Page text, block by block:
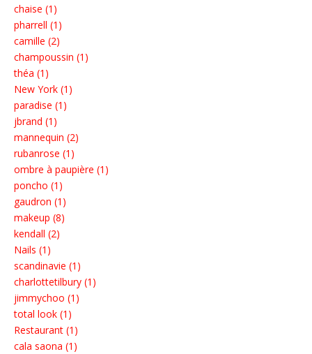
chaise (1)
pharrell (1)
camille (2)
champoussin (1)
théa (1)
New York (1)
paradise (1)
jbrand (1)
mannequin (2)
rubanrose (1)
ombre à paupière (1)
poncho (1)
gaudron (1)
makeup (8)
kendall (2)
Nails (1)
scandinavie (1)
charlottetilbury (1)
jimmychoo (1)
total look (1)
Restaurant (1)
cala saona (1)